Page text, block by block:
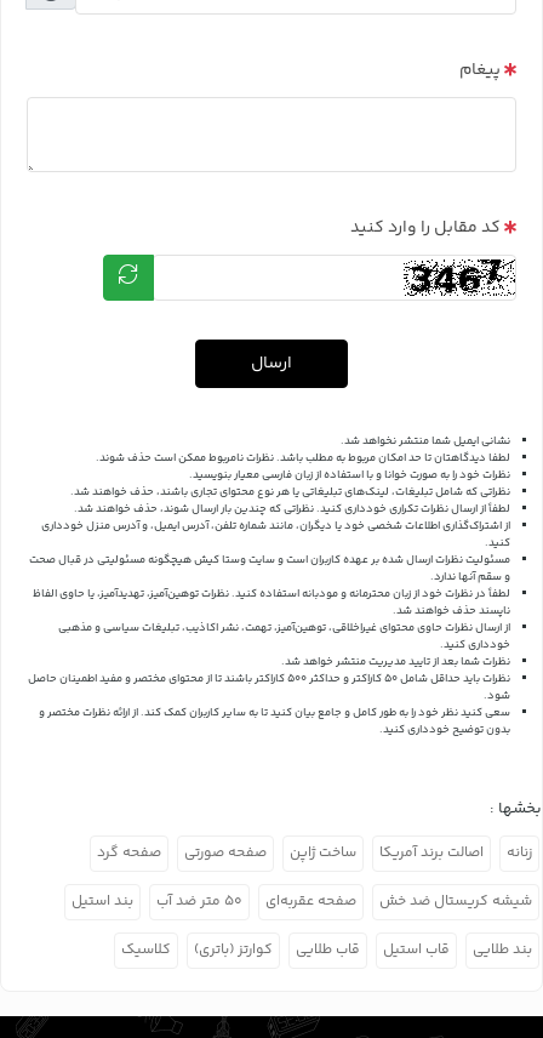
پیغام
کد مقابل را وارد کنید
ارسال
نشانی ایمیل شما منتشر نخواهد شد.
لطفا دیدگاهتان تا حد امکان مربوط به مطلب باشد. نظرات نامربوط ممکن است حذف شوند.
نظرات خود را به صورت خوانا و با استفاده از زبان فارسی معیار بنویسید.
نظراتی که شامل تبلیغات، لینک‌های تبلیغاتی یا هر نوع محتوای تجاری باشند، حذف خواهند شد.
لطفاً از ارسال نظرات تکراری خودداری کنید. نظراتی که چندین بار ارسال شوند، حذف خواهند شد.
از اشتراک‌گذاری اطلاعات شخصی خود یا دیگران، مانند شماره تلفن، آدرس ایمیل، و آدرس منزل خودداری
کنید.
مسئولیت نظرات ارسال شده بر عهده کاربران است و سایت وستا کیش هیچگونه مسئولیتی در قبال صحت
و سقم آنها ندارد.
لطفاً در نظرات خود از زبان محترمانه و مودبانه استفاده کنید. نظرات توهین‌آمیز، تهدیدآمیز، یا حاوی الفاظ
ناپسند حذف خواهند شد.
از ارسال نظرات حاوی محتوای غیراخلاقی، توهین‌آمیز، تهمت، نشر اکاذیب، تبلیغات سیاسی و مذهبی
خودداری کنید.
نظرات شما بعد از تایید مدیریت منتشر خواهد شد.
نظرات باید حداقل شامل 50 کاراکتر و حداکثر 500 کاراکتر باشند تا از محتوای مختصر و مفید اطمینان حاصل
شود.
سعی کنید نظر خود را به طور کامل و جامع بیان کنید تا به سایر کاربران کمک کند.از ارائه نظرات مختصر و
بدون توضیح خودداری کنید.
بخشها :
زنانه اصالت برند آمریکا ساخت ژاپن صفحه صورتی صفحه گرد
شیشه کریستال ضد خش صفحه عقربه‌ای ۵۰ متر ضد آب بند استیل
بند طلایی قاب استیل قاب طلایی کوارتز (باتری) کلاسیک